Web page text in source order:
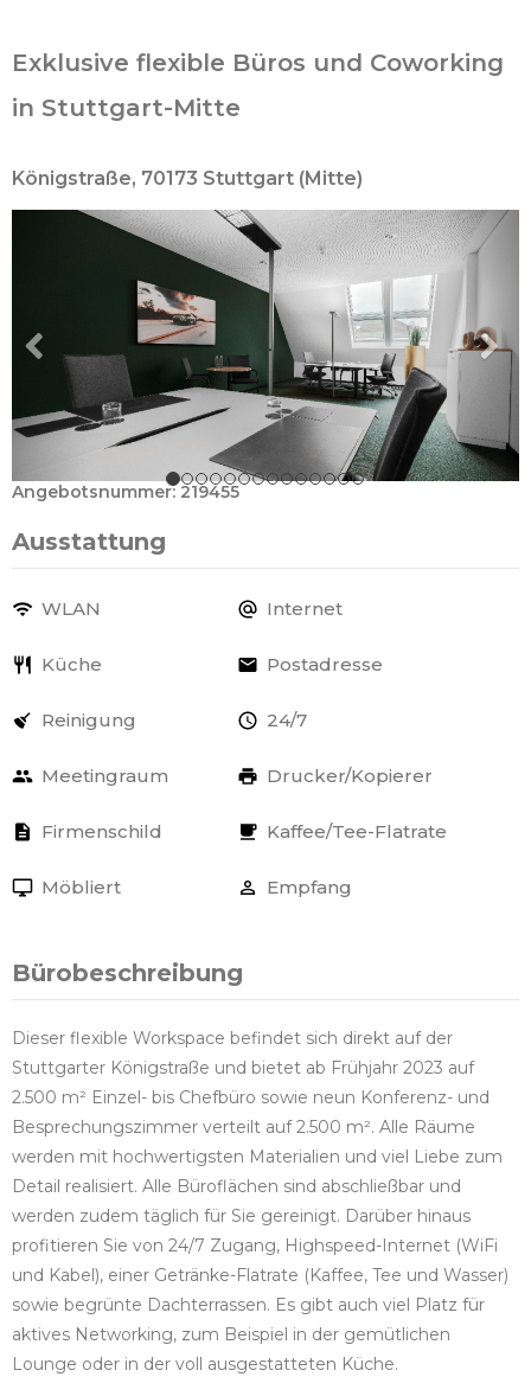
Exklusive flexible Büros und Coworking
in Stuttgart-Mitte
Königstraße, 70173 Stuttgart (Mitte)
Angebotsnummer: 219455
Ausstattung
WLAN Internet
Küche Postadresse
Reinigung 24/7
Meetingraum Drucker/Kopierer
Firmenschild Kaffee/Tee-Flatrate
Möbliert Empfang
Bürobeschreibung
Dieser flexible Workspace befindet sich direkt auf der
Stuttgarter Königstraße und bietet ab Frühjahr 2023 auf
2.500 m² Einzel- bis Chefbüro sowie neun Konferenz- und
Besprechungszimmer verteilt auf 2.500 m². Alle Räume
werden mit hochwertigsten Materialien und viel Liebe zum
Detail realisiert. Alle Büroflächen sind abschließbar und
werden zudem täglich für Sie gereinigt. Darüber hinaus
profitieren Sie von 24/7 Zugang, Highspeed-Internet (WiFi
und Kabel), einer Getränke-Flatrate (Kaffee, Tee und Wasser)
sowie begrünte Dachterrassen. Es gibt auch viel Platz für
aktives Networking, zum Beispiel in der gemütlichen
Lounge oder in der voll ausgestatteten Küche.